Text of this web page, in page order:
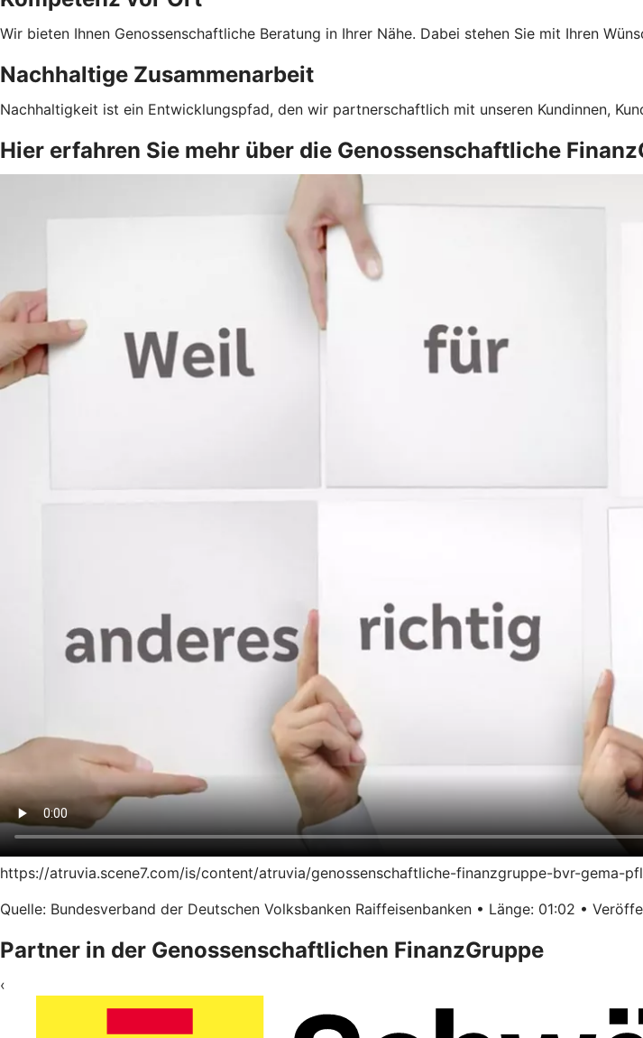
Wir bieten Ihnen Genossenschaftliche Beratung in Ihrer Nähe. Dabei stehen Sie mit Ihren
Nachhaltige Zusammenarbeit
Nachhaltigkeit ist ein Entwicklungspfad, den wir partnerschaftlich mit unseren Kundinnen,
Hier erfahren Sie mehr über die Genossenschaftliche
https://atruvia.scene7.com/is/content/atruvia/genossenschaftliche-finanzgruppe-bvr-gema-
Quelle: Bundesverband der Deutschen Volksbanken Raiffeisenbanken • Länge: 01:02 •
Partner in der Genossenschaftlichen FinanzGruppe
‹